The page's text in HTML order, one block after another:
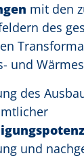
mit den
des
und
des
und